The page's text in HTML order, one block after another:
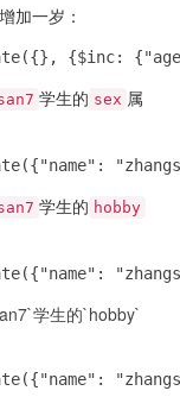
加一岁：
{$inc:
学生的 sex 属
学生的 hobby
学生的`hobby`